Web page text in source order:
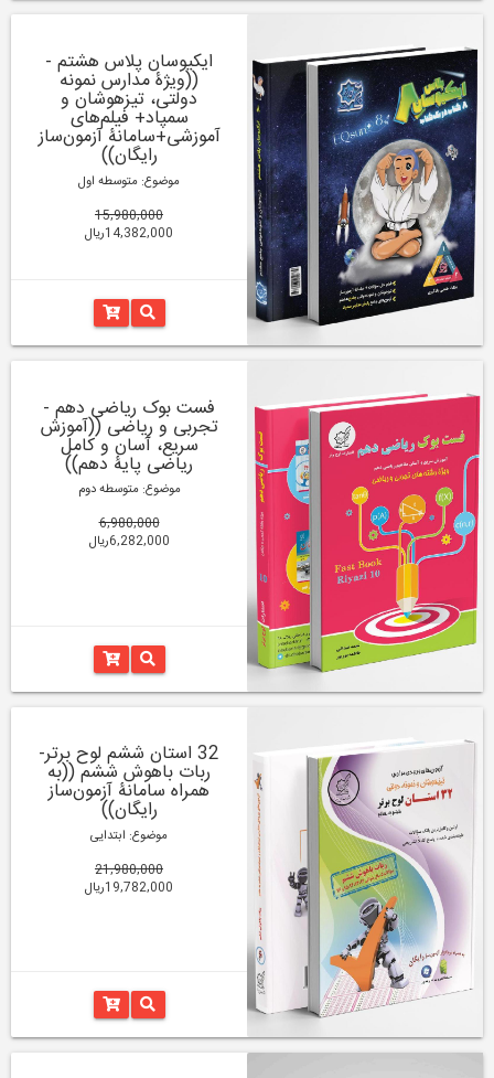
ایکیوسان پلاس هشتم -
((ویژۀ مدارس نمونه
دولتی، تیزهوشان و
سمپاد+ فیلم‌های
آموزشی+سامانۀ آزمون‌ساز
رایگان))
موضوع: متوسطه اول
15,980,000
14,382,000ریال
فست بوک ریاضی دهم -
تجربی و ریاضی ((آموزش
سریع، آسان و کامل
ریاضی پایۀ دهم))
موضوع: متوسطه دوم
6,980,000
6,282,000ریال
32 استان ششم لوح برتر-
ربات باهوش ششم ((به
همراه سامانۀ آزمون‌ساز
رایگان))
موضوع: ابتدایی
21,980,000
19,782,000ریال